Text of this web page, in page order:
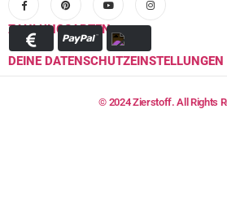
ZAHLUNGSARTEN
DEINE DATENSCHUTZEINSTELLUNGEN
© 2024 Zierstoff. All Rights